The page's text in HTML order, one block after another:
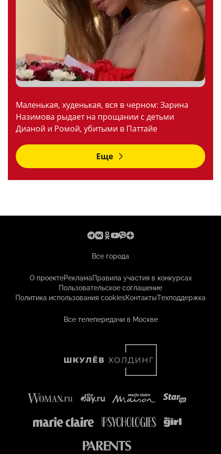
Маленькая, худенькая, вся в черном: Зарина
Назимова рыдает на прощании с детьми
Дианой и Ромой, убитыми в Паттайе
Еще
Все города
О проектеРекламаПравила участия в конкурсах
Пользовательское соглашение
Политика использования cookiesКонтактыТехподдержка
Все телепередачи в Москве